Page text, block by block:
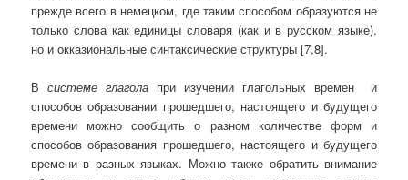
прежде всего в немецком, где таким способом образуются не
только слова как единицы словаря (как и в русском языке),
но и окказиональные синтаксические структуры [7,8].
Всистеме глагола при изучении глагольных времен и
способов образовании прошедшего, настоящего и будущего
времени можно сообщить о разном количестве форм и
способов образования прошедшего, настоящего и будущего
времени в разных языках. Можно также обратить внимание